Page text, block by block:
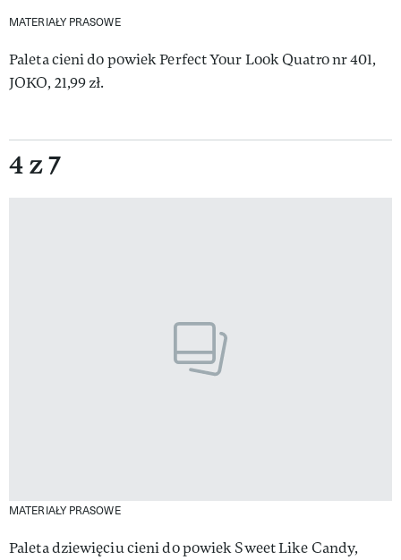
MATERIAŁY PRASOWE
Paleta cieni do powiek Perfect Your Look Quatro nr 401,
JOKO, 21,99 zł.
4 z 7
MATERIAŁY PRASOWE
Paleta dziewięciu cieni do powiek Sweet Like Candy,